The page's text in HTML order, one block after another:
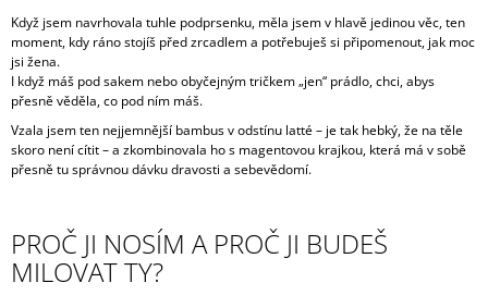
Když jsem navrhovala tuhle podprsenku, měla jsem v hlavě jedinou věc, ten
moment, kdy ráno stojíš před zrcadlem a potřebuješ si připomenout, jak moc
jsi žena.
I když máš pod sakem nebo obyčejným tričkem „jen“ prádlo, chci, abys
přesně věděla, co pod ním máš.
Vzala jsem ten nejjemnější bambus v odstínu latté – je tak hebký, že na těle
skoro není cítit – a zkombinovala ho s magentovou krajkou, která má v sobě
přesně tu správnou dávku dravosti a sebevědomí.
PROČ JI NOSÍM A PROČ JI BUDEŠ
MILOVAT TY?
A
J
Í
T
?
HLEDAT